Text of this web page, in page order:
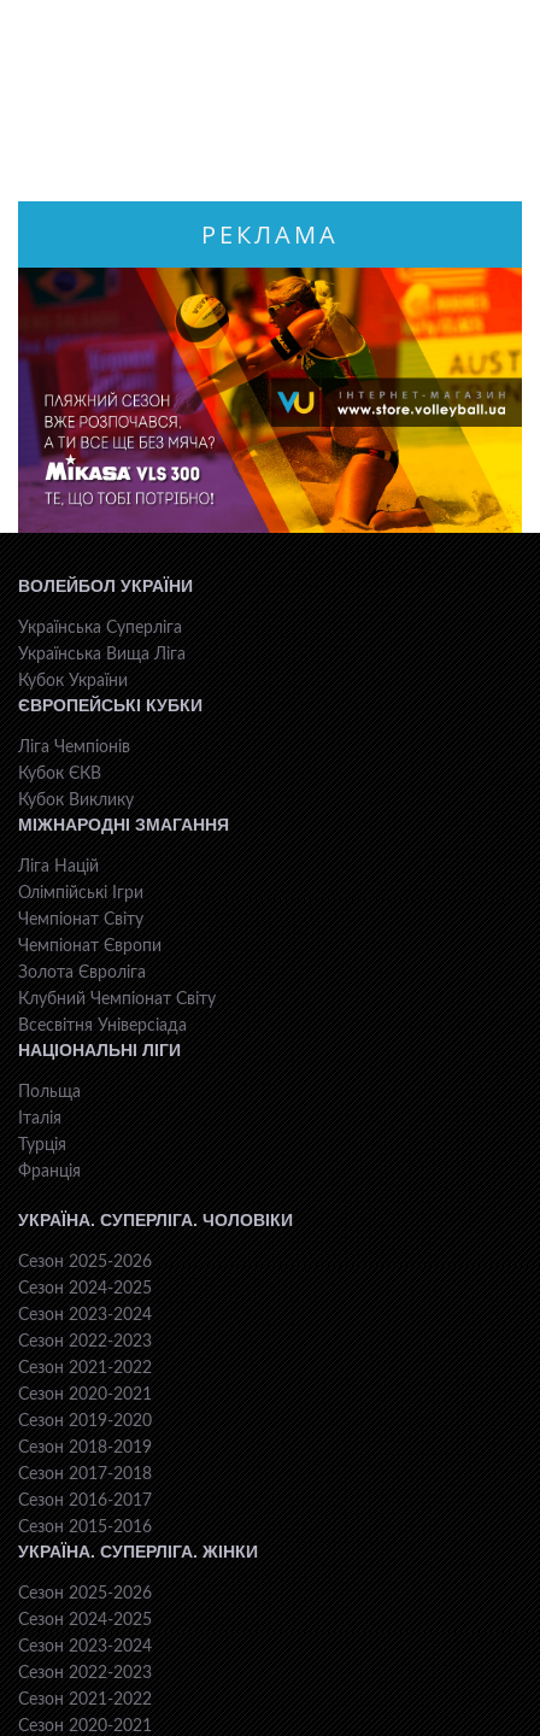
РЕКЛАМА
ВОЛЕЙБОЛ УКРАЇНИ
Українська Суперліга
Українська Вища Ліга
Кубок України
ЄВРОПЕЙСЬКІ КУБКИ
Ліга Чемпіонів
Кубок ЄКВ
Кубок Виклику
МІЖНАРОДНІ ЗМАГАННЯ
Ліга Націй
Олімпійські Ігри
Чемпіонат Світу
Чемпіонат Європи
Золота Євроліга
Клубний Чемпіонат Світу
Всесвiтня Унiверсiaда
НАЦІОНАЛЬНІ ЛІГИ
Польща
Італія
Турція
Франція
УКРАЇНА. СУПЕРЛІГА. ЧОЛОВІКИ
Сезон 2025-2026
Сезон 2024-2025
Сезон 2023-2024
Сезон 2022-2023
Сезон 2021-2022
Сезон 2020-2021
Сезон 2019-2020
Сезон 2018-2019
Сезон 2017-2018
Сезон 2016-2017
Сезон 2015-2016
УКРАЇНА. СУПЕРЛІГА. ЖІНКИ
Сезон 2025-2026
Сезон 2024-2025
Сезон 2023-2024
Сезон 2022-2023
Сезон 2021-2022
Сезон 2020-2021